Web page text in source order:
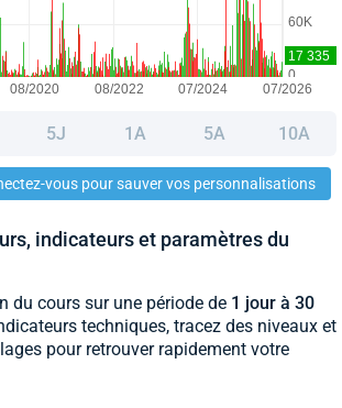
5J 1A 5A 10A
vous pour sauver vos personnalisations
indicateurs et paramètres du
du cours sur une période de 1 jour à 30
techniques, tracez des niveaux et
pour retrouver rapidement votre